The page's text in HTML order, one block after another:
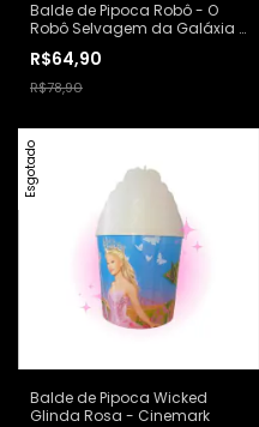
Balde de Pipoca Robô - O
Robô Selvagem da Galáxia -
R$64,90
R$78,90
Esgotado
Balde de Pipoca Wicked
Glinda Rosa - Cinemark